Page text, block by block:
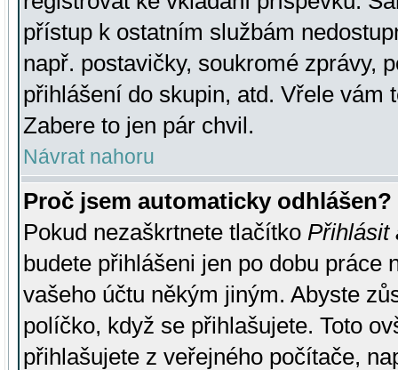
přístup k ostatním službám
např. postavičky, soukromé zprávy,
přihlášení do skupin, atd. Vřele vám
Zabere to jen pár chvil.
Návrat nahoru
Proč jsem automaticky odhlášen?
Pokud nezaškrtnete tlačítko Přihlásit
budete přihlášeni jen po dobu práce
vašeho účtu někým jiným. Abyste
políčko, když se přihlašujete. Toto
přihlašujete z veřejného počítače,